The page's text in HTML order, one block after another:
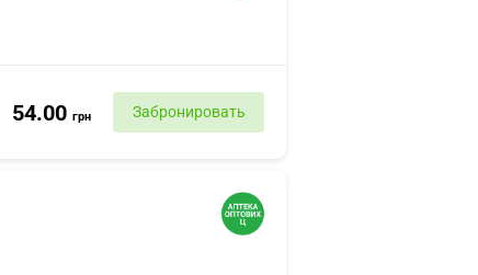
54.00 грн Забронировать